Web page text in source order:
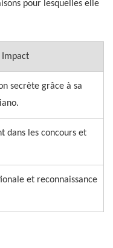
pour lesquelles elle
Impact
secrète grâce à sa
dans les concours et
et reconnaissance